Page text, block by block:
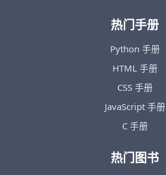
热门手册
Python 手册
HTML 手册
CSS 手册
JavaScript 手册
C 手册
热门图书